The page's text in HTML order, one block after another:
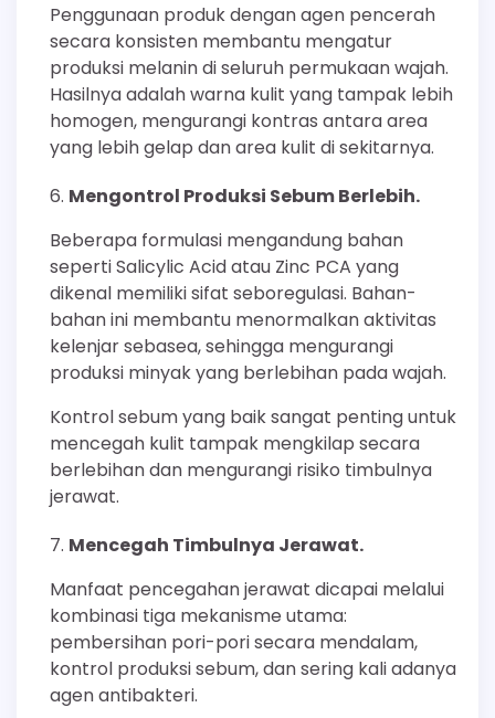
Penggunaan produk dengan agen pencerah
secara konsisten membantu mengatur
produksi melanin di seluruh permukaan wajah.
Hasilnya adalah warna kulit yang tampak lebih
homogen, mengurangi kontras antara area
yang lebih gelap dan area kulit di sekitarnya.
Mengontrol Produksi Sebum Berlebih.
Beberapa formulasi mengandung bahan
seperti Salicylic Acid atau Zinc PCA yang
dikenal memiliki sifat seboregulasi. Bahan-
bahan ini membantu menormalkan aktivitas
kelenjar sebasea, sehingga mengurangi
produksi minyak yang berlebihan pada wajah.
Kontrol sebum yang baik sangat penting untuk
mencegah kulit tampak mengkilap secara
berlebihan dan mengurangi risiko timbulnya
jerawat.
Mencegah Timbulnya Jerawat.
Manfaat pencegahan jerawat dicapai melalui
kombinasi tiga mekanisme utama:
pembersihan pori-pori secara mendalam,
kontrol produksi sebum, dan sering kali adanya
agen antibakteri.